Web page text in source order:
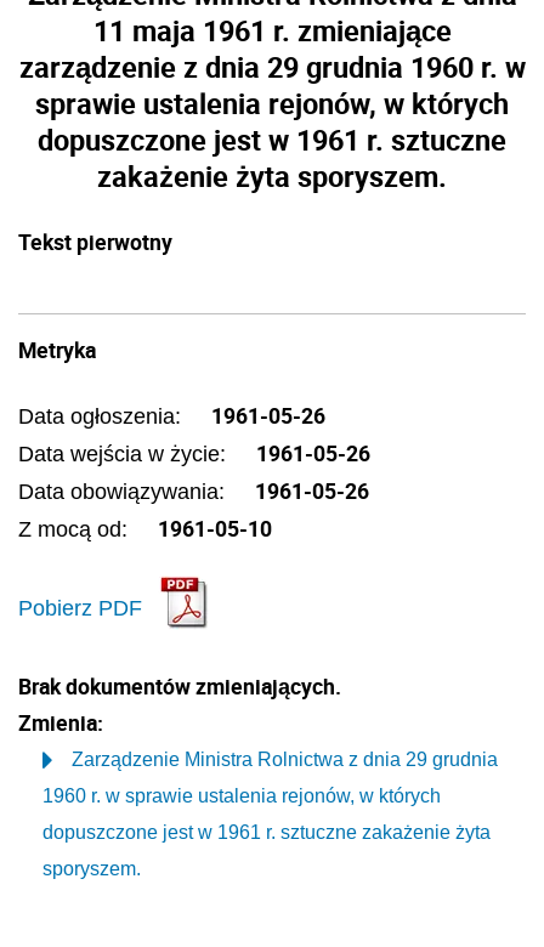
11 maja 1961 r. zmieniające
zarządzenie z dnia 29 grudnia 1960 r. w
sprawie ustalenia rejonów, w których
dopuszczone jest w 1961 r. sztuczne
zakażenie żyta sporyszem.
Tekst pierwotny
Metryka
Data ogłoszenia: 1961-05-26
Data wejścia w życie: 1961-05-26
Data obowiązywania: 1961-05-26
Z mocą od: 1961-05-10
Pobierz PDF
Brak dokumentów zmieniających.
Zmienia:
Zarządzenie Ministra Rolnictwa z dnia 29 grudnia
1960 r. w sprawie ustalenia rejonów, w których
dopuszczone jest w 1961 r. sztuczne zakażenie żyta
sporyszem.